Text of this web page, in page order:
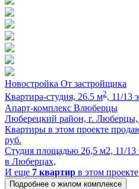
Новостройка От застройщика
Квартира-cтудия, 26.5 м2, 11/13
Апарт-комплекс Влюберцы
Люберецкий район, г.
Квартиры в этом проекте
руб.
Cтудия площадью 26,5 м2, 11/
в Люберцах,
И еще 7 квартир в этом проекте
Подробнее о жилом комплексе